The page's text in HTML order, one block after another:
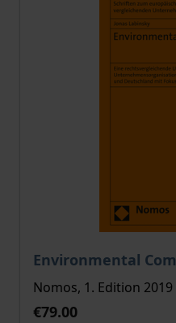
Environmental
The price depends on
Nomos, 1. Edition 2019
€79.00